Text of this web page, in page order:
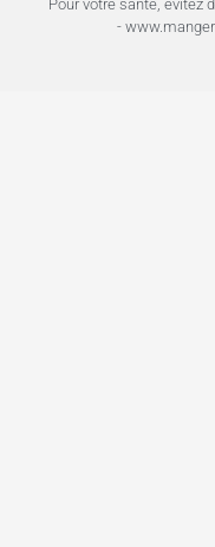
Pour votre santé, évitez
-